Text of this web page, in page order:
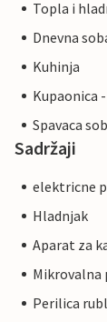
Topla i
Dnevna
Kuhinja
Kupaonica
Spavaca
Sadržaji
elektricne
Hladnjak
Aparat za
Mikrovalna
Perilica